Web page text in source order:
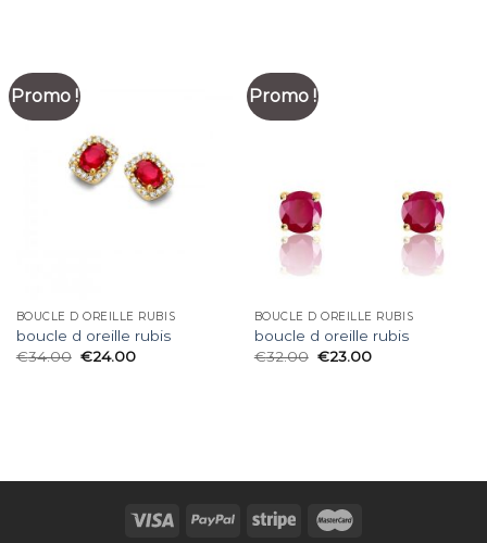
Promo !
BOUCLE D OREILLE RUBIS
boucle d oreille rubis
€34.00 €24.00
Promo !
BOUCLE D OREILLE RUBIS
boucle d oreille rubis
€32.00 €23.00